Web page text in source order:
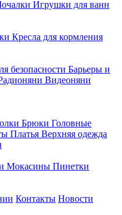
Игрушки для ванн
Кресла для кормления
безопасности Барьеры и
Видеоняни
Брюки Головные
Платья Верхняя одежда
Мокасины Пинетки
Контакты Новости